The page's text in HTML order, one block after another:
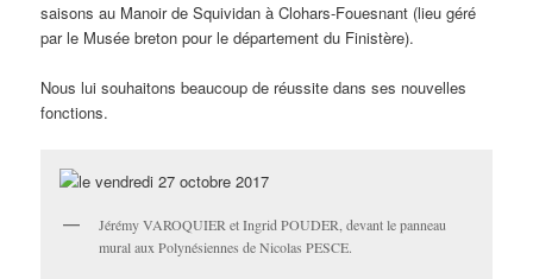
saisons au Manoir de Squividan à Clohars-Fouesnant (lieu géré
par le Musée breton pour le département du Finistère).
Nous lui souhaitons beaucoup de réussite dans ses nouvelles
fonctions.
Jérémy VAROQUIER et Ingrid POUDER, devant le panneau
mural aux Polynésiennes de Nicolas PESCE.